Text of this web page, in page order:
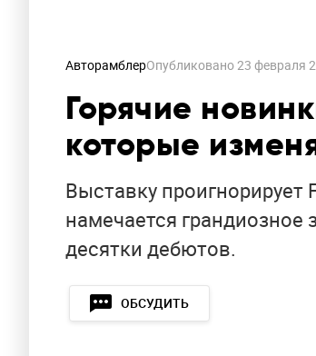
АвторамблерОпубликовано23 февраля
Горячие
которые
Выставку проигнорирует
намечается
десятки дебютов.
ОБСУДИТЬ